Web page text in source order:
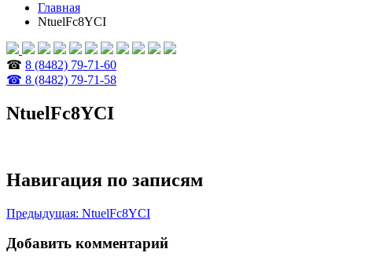
Главная
NtuelFc8YCI
☎ 8 (8482) 79-71-60
☎ 8 (8482) 79-71-58
NtuelFc8YCI
Навигация по записям
Предыдущая: NtuelFc8YCI
Добавить комментарий